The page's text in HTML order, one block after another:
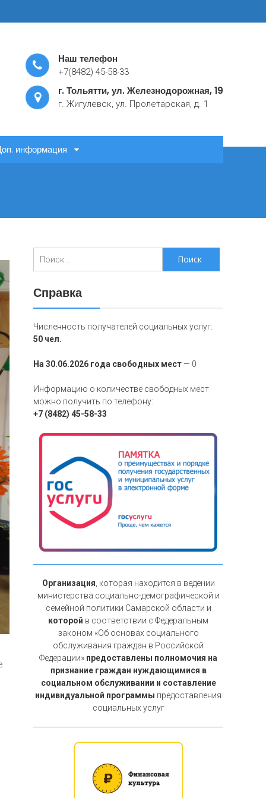
Наш телефон
+7(8482) 45-58-33
г. Тольятти, ул. Железнодорожная, 19
г. Жигулевск, ул. Пролетарская, д. 1
информация
для:
Справка
Численность получателей социальных услуг:
50 чел.
На 30.06.2026 года свободных мест — 0
Информацию о количестве свободных мест
можно получить по телефону:
+7 (8482) 45-58-33
Организация , которая находится в ведении
министерства социально-демографической и
семейной политики Самарской области и
которой в соответствии с Федеральным
законом «Об основах социального
обслуживания граждан в Российской
Федерации» предоставлены полномочия на
признание граждан нуждающимися в
социальном обслуживании и составление
индивидуальной программы предоставления
социальных услуг